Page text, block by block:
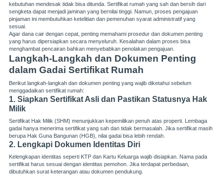
kebutuhan mendesak tidak bisa ditunda. Sertifikat rumah yang sah dan bersih dari
sengketa dapat menjadi jaminan yang bernilai tinggi. Namun, proses pengajuan
pinjaman ini membutuhkan ketelitian dan pemenuhan syarat administratif yang
sesuai.
Agar dana cair dengan cepat, penting memahami prosedur dan dokumen penting
yang harus dipersiapkan secara menyeluruh. Kesalahan dalam proses bisa
menghambat pencairan bahkan menyebabkan penolakan pengajuan.
Langkah-Langkah dan Dokumen Penting
dalam Gadai Sertifikat Rumah
Berikut langkah-langkah dan dokumen penting yang wajib diketahui sebelum
menggadaikan sertifikat rumah:
1. Siapkan Sertifikat Asli dan Pastikan Statusnya Hak
Milik
Sertifikat Hak Milik (SHM) menunjukkan kepemilikan penuh atas properti. Lembaga
gadai hanya menerima sertifikat yang sah dan tidak bermasalah. Jika sertifikat masih
berupa Hak Guna Bangunan (HGB), nilai gadai bisa lebih rendah.
2. Lengkapi Dokumen Identitas Diri
Kelengkapan identitas seperti KTP dan Kartu Keluarga wajib disiapkan. Nama pada
sertifikat harus sesuai dengan identitas pemohon. Jika terdapat perbedaan,
dibutuhkan surat keterangan atau dokumen pendukung.